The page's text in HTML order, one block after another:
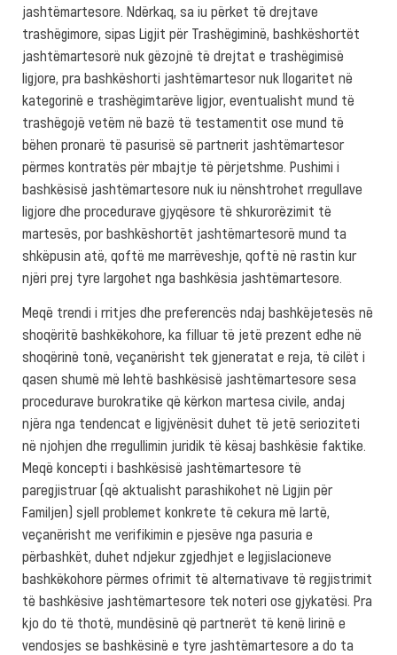
jashtëmartesore. Ndërkaq, sa iu përket të drejtave
trashëgimore, sipas Ligjit për Trashëgiminë, bashkëshortët
jashtëmartesorë nuk gëzojnë të drejtat e trashëgimisë
ligjore, pra bashkëshorti jashtëmartesor nuk llogaritet në
kategorinë e trashëgimtarëve ligjor, eventualisht mund të
trashëgojë vetëm në bazë të testamentit ose mund të
bëhen pronarë të pasurisë së partnerit jashtëmartesor
përmes kontratës për mbajtje të përjetshme. Pushimi i
bashkësisë jashtëmartesore nuk iu nënshtrohet rregullave
ligjore dhe procedurave gjyqësore të shkurorëzimit të
martesës, por bashkëshortët jashtëmartesorë mund ta
shkëpusin atë, qoftë me marrëveshje, qoftë në rastin kur
njëri prej tyre largohet nga bashkësia jashtëmartesore.
Meqë trendi i rritjes dhe preferencës ndaj bashkëjetesës në
shoqëritë bashkëkohore, ka filluar të jetë prezent edhe në
shoqërinë tonë, veçanërisht tek gjeneratat e reja, të cilët i
qasen shumë më lehtë bashkësisë jashtëmartesore sesa
procedurave burokratike që kërkon martesa civile, andaj
njëra nga tendencat e ligjvënësit duhet të jetë serioziteti
në njohjen dhe rregullimin juridik të kësaj bashkësie faktike.
Meqë koncepti i bashkësisë jashtëmartesore të
paregjistruar (që aktualisht parashikohet në Ligjin për
Familjen) sjell problemet konkrete të cekura më lartë,
veçanërisht me verifikimin e pjesëve nga pasuria e
përbashkët, duhet ndjekur zgjedhjet e legjislacioneve
bashkëkohore përmes ofrimit të alternativave të regjistrimit
të bashkësive jashtëmartesore tek noteri ose gjykatësi. Pra
kjo do të thotë, mundësinë që partnerët të kenë lirinë e
vendosjes se bashkësinë e tyre jashtëmartesore a do ta